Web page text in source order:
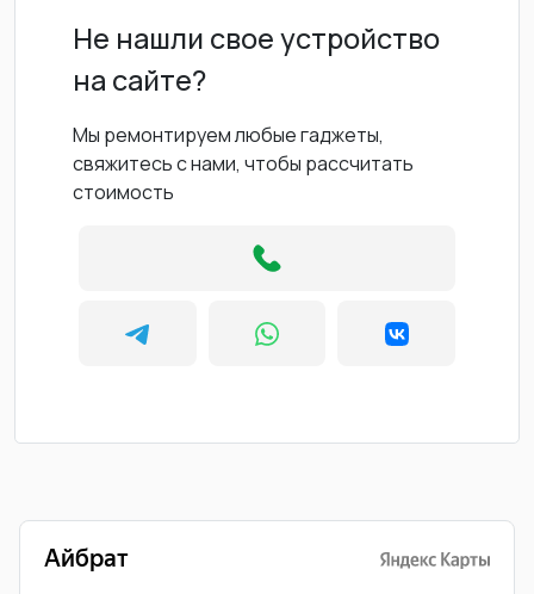
Не нашли свое устройство
на сайте?
Мы ремонтируем любые гаджеты,
свяжитесь с нами, чтобы рассчитать
стоимость